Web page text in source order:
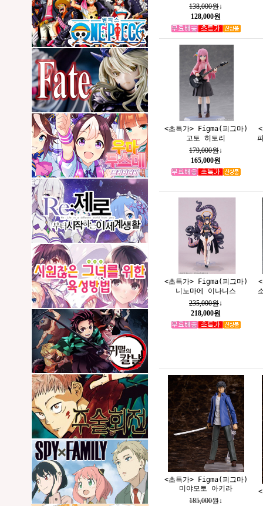
138,000원↓
128,000원
<초특가> Figma(피그마)
고토 히토리
179,000원↓
165,000원
<초특가> Figma(피그마)
니노마에 이나니스
235,000원↓
218,000원
<초특가> Figma(피그마)
미야모토 아키라
185,000원↓